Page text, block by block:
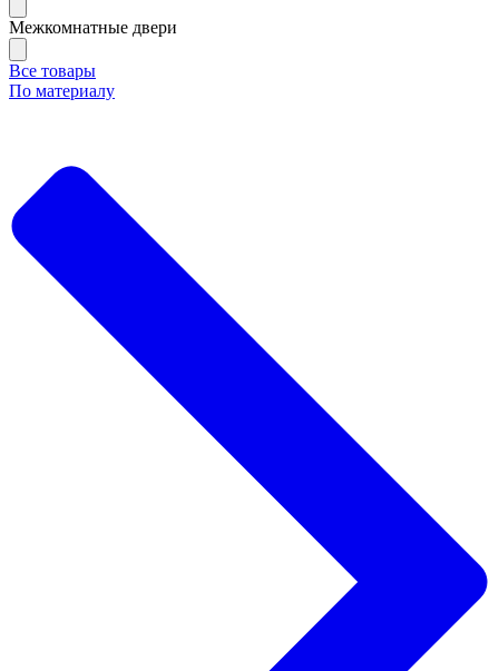
Межкомнатные двери
Все товары
По материалу